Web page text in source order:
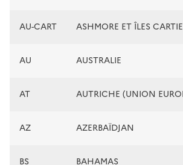
AU-CART ASHMORE ET ÎLES
AU AUSTRALIE
AT AUTRICHE (UNION
AZ AZERBAÏDJAN
BS BAHAMAS